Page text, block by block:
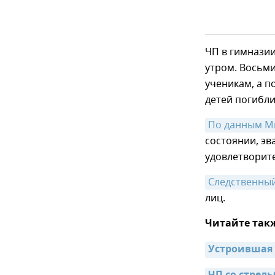
ЧП в
утром.
ученикам, а
детей
По данным
состоянии,
лиц.
Читайте
Устроившая